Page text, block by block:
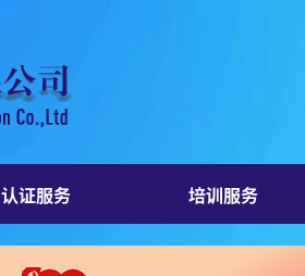
认证服务 培训服务